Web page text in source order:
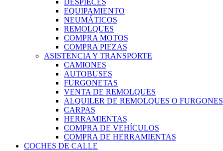
DESPIECES
EQUIPAMIENTO
NEUMÁTICOS
REMOLQUES
COMPRA MOTOS
COMPRA PIEZAS
ASISTENCIA Y TRANSPORTE
CAMIONES
AUTOBUSES
FURGONETAS
VENTA DE REMOLQUES
ALQUILER DE REMOLQUES O FURGONES
CARPAS
HERRAMIENTAS
COMPRA DE VEHÍCULOS
COMPRA DE HERRAMIENTAS
COCHES DE CALLE